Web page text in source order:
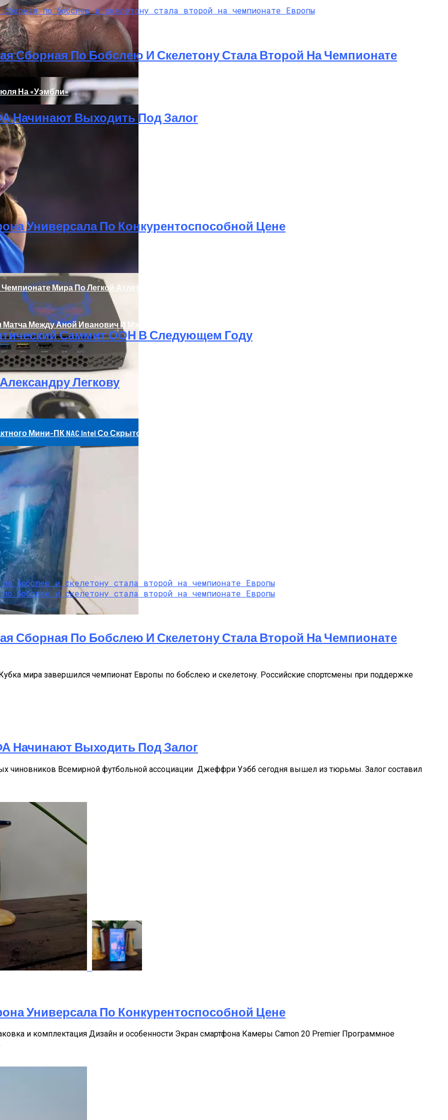
Портал
И Экологичность
Станции C Потрясающей Конструкции И Мощностью
Мастера Резервных Копий
Мини-ПК NAC Intel Со Скрытой Мощью
На «Уэмбли»
Мира По Легкой Атлетике
Между Аной Иванович И Мэдисон Кис
Сборная По Бобслею И Скелетону Стала Второй На Чемпионате
Начинают Выходить Под Залог
Универсала По Конкурентоспособной Цене
Саммит ООН В Следующем Году
Легкову
Сборная По Бобслею И Скелетону Стала Второй На Чемпионате
мира завершился чемпионат Европы по бобслею и скелетону. Российские спортсмены при поддержке
Начинают Выходить Под Залог
чиновников Всемирной футбольной ассоциации Джеффри Уэбб сегодня вышел из тюрьмы. Залог составил
Универсала По Конкурентоспособной Цене
и комплектация Дизайн и особенности Экран смартфона Камеры Camon 20 Premier Программное